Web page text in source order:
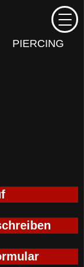
PIERCING